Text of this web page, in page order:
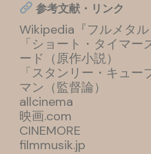
参考文献・リンク
Wikipedia『フルメタル
「ショート・タイマ
ード（原作小説）
「スタンリー・キュ
マン（監督論）
allcinema
映画.com
CINEMORE
filmmusik.jp